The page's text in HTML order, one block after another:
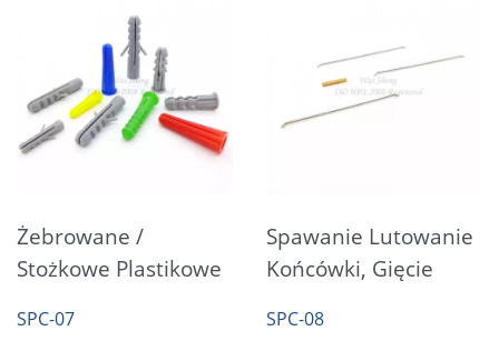
Żebrowane /
Stożkowe Plastikowe
SPC-07
Spawanie Lutowanie
Końcówki, Gięcie
SPC-08